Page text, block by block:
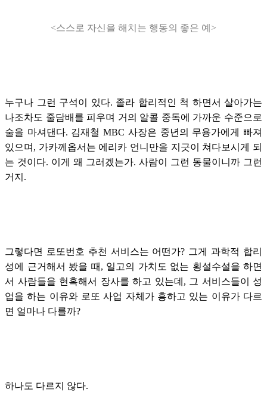
<스스로 자신을 해치는 행동의 좋은 예>
누구나 그런 구석이 있다. 졸라 합리적인 척 하면서 살아가는
나조차도 줄담배를 피우며 거의 알콜 중독에 가까운 수준으로
술을 마셔댄다. 김재철 MBC 사장은 중년의 무용가에게 빠져
있으며, 가카께옵서는 에리카 언니만을 지긋이 쳐다보시게 되
는 것이다. 이게 왜 그러겠는가. 사람이 그런 동물이니까 그런
거지.
그렇다면 로또번호 추천 서비스는 어떤가? 그게 과학적 합리
성에 근거해서 봤을 때, 일고의 가치도 없는 횡설수설을 하면
서 사람들을 현혹해서 장사를 하고 있는데, 그 서비스들이 성
업을 하는 이유와 로또 사업 자체가 흥하고 있는 이유가 다르
면 얼마나 다를까?
하나도 다르지 않다.